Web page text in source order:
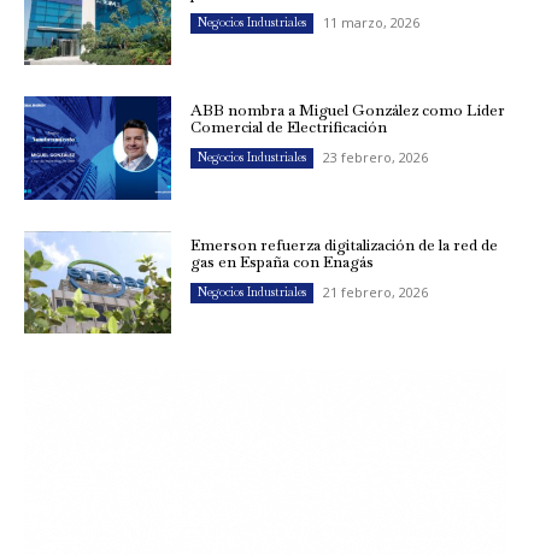
Negocios Industriales 11 marzo, 2026
ABB nombra a Miguel González como Líder
Comercial de Electrificación
Negocios Industriales 23 febrero, 2026
Emerson refuerza digitalización de la red de
gas en España con Enagás
Negocios Industriales 21 febrero, 2026